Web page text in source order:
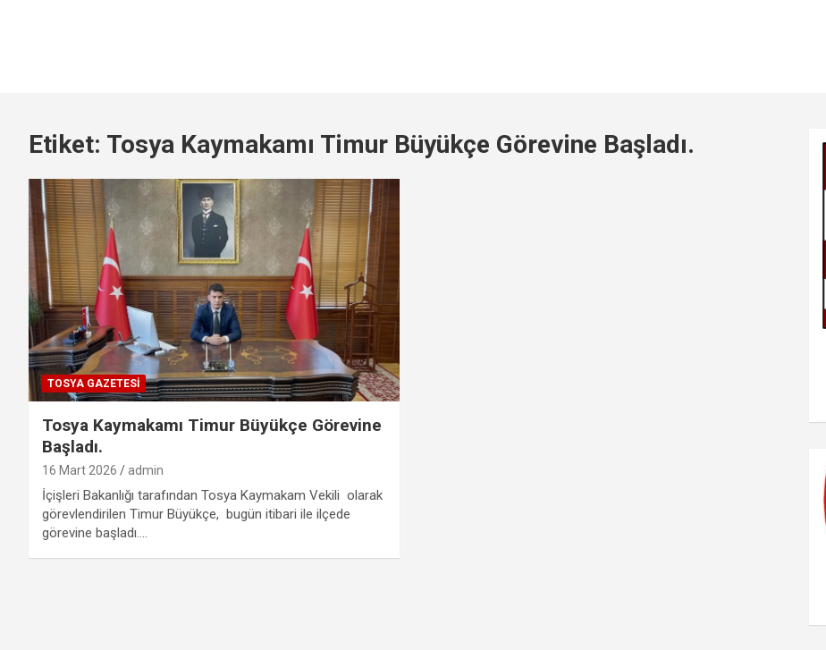
Etiket: Tosya Kaymakamı Timur Büyükçe Görevine Başladı.
TOSYA GAZETESI
Tosya Kaymakamı Timur Büyükçe Görevine
Başladı.
16 Mart 2026 admin
İçişleri Bakanlığı tarafından Tosya Kaymakam Vekili olarak
görevlendirilen Timur Büyükçe, bugün itibari ile ilçede
görevine başladı.…